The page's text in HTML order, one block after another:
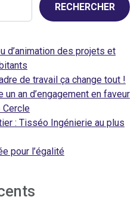
RECHERCHER
d’animation des projets et
de travail ça change tout !
an d’engagement en faveur
Cercle
: Tisséo Ingénierie au plus
pour l’égalité